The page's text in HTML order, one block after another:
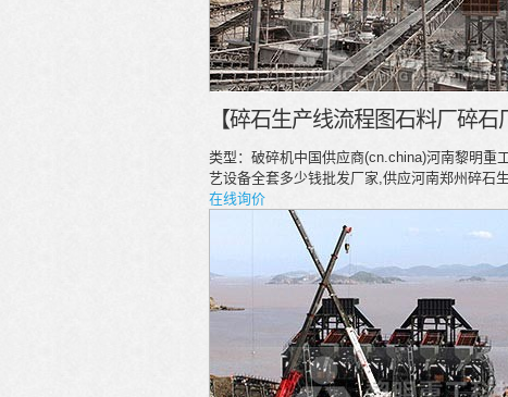
【碎石生产线流程图石料厂碎
类型：破碎机中国供应商(cn.china)河南黎明重
艺设备全套多少钱批发厂家,供应河南郑州碎石
在线询价